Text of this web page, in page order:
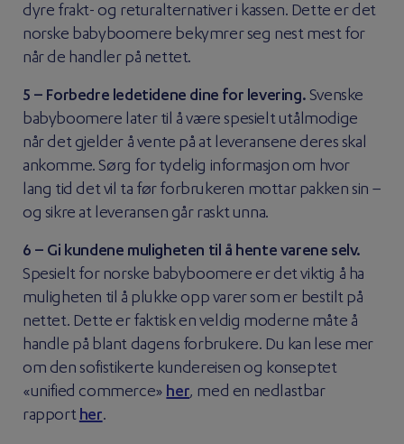
dyre frakt- og returalternativer i kassen. Dette er det
norske babyboomere bekymrer seg nest mest for
når de handler på nettet.
5 – Forbedre ledetidene dine for levering. Svenske
babyboomere later til å være spesielt utålmodige
når det gjelder å vente på at leveransene deres skal
ankomme. Sørg for tydelig informasjon om hvor
lang tid det vil ta før forbrukeren mottar pakken sin –
og sikre at leveransen går raskt unna.
6 – Gi kundene muligheten til å hente varene selv.
Spesielt for norske babyboomere er det viktig å ha
muligheten til å plukke opp varer som er bestilt på
nettet. Dette er faktisk en veldig moderne måte å
handle på blant dagens forbrukere. Du kan lese mer
om den sofistikerte kundereisen og konseptet
«unified commerce»her, med en nedlastbar
rapporther.